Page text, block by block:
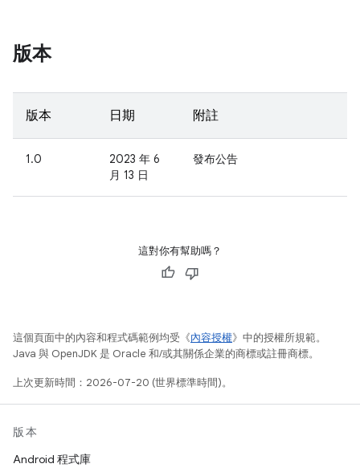
版本
版本 日期 附註
1.0
2023 年 6
月 13 日
發布公告
這對你有幫助嗎？
這個頁面中的內容和程式碼範例均受《內容授權》中的授權所規範。
Java 與 OpenJDK 是 Oracle 和/或其關係企業的商標或註冊商標。
上次更新時間：2026-07-20 (世界標準時間)。
版本
Android 程式庫